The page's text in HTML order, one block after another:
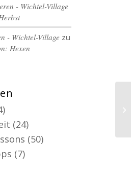
- Wichtel-Village
- Wichtel-Village zu
Hexen
(24)
(50)
(7)